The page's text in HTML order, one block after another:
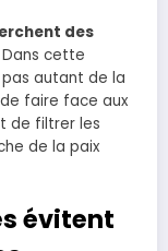
des
Dans cette
autant de la
faire face aux
de filtrer les
de la paix
évitent